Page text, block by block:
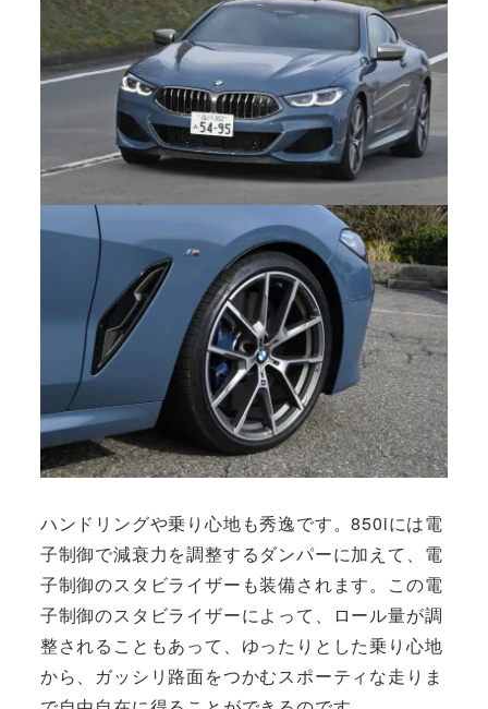
ハンドリングや乗り心地も秀逸です。850iには電
子制御で減衰力を調整するダンパーに加えて、電
子制御のスタビライザーも装備されます。この電
子制御のスタビライザーによって、ロール量が調
整されることもあって、ゆったりとした乗り心地
から、ガッシリ路面をつかむスポーティな走りま